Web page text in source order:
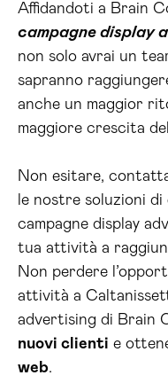
Affidandoti a Brain
campagne display
non solo avrai un
sapranno
anche un maggior
maggiore crescita
Non esitare,
le nostre soluzioni di
campagne display
tua attività a
Non perdere
attività a
advertising di Brain
nuovi clienti e
web.